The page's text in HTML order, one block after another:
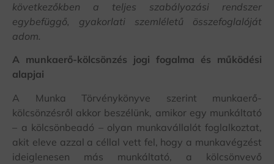
következőkben a teljes szabályozási rendszer
egybefüggő, gyakorlati szemléletű összefoglalóját
adom.
A munkaerő-kölcsönzés jogi fogalma és működési
alapjai
A Munka Törvénykönyve szerint munkaerő-
kölcsönzésről akkor beszélünk, amikor egy munkáltató
– a kölcsönbeadó – olyan munkavállalót foglalkoztat,
akit eleve azzal a céllal vett fel, hogy a munkavégzést
ideiglenesen más munkáltató, a kölcsönvevő